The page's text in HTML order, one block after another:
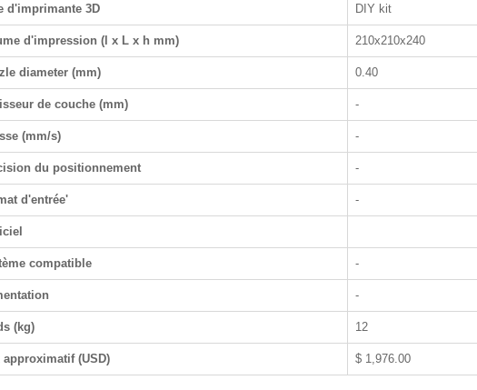
d'imprimante 3D DIY kit
d'impression (l x L x h mm) 210x210x240
diameter (mm) 0.40
de couche (mm) -
(mm/s) -
du positionnement -
d'entrée' -
compatible -
-
(kg) 12
approximatif (USD) $ 1,976.00